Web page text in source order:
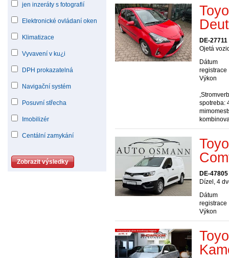
jen inzeráty s fotografií
Elektronické ovládaní oken
Klimatizace
Vyvavení v ku¿i
DPH prokazatelná
Navigační systém
Posuvní střecha
Imobilizér
Centální zamykání
DE-
Ojetá
Dátum
registrace
Výkon
spotreba:
DE-
Dízel, 4
Dátum
registrace
Výkon